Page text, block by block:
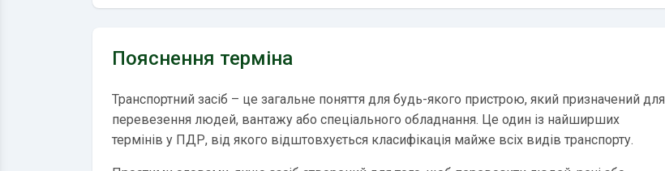
Пояснення терміна
Транспортний засіб – це загальне поняття для будь-якого пристрою, який призначений для
перевезення людей, вантажу або спеціального обладнання. Це один із найширших
термінів у ПДР, від якого відштовхується класифікація майже всіх видів транспорту.